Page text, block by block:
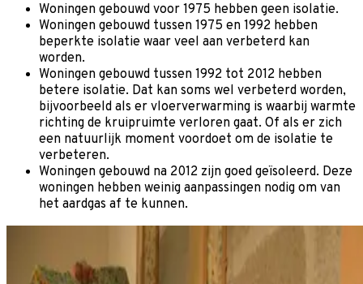
Woningen gebouwd voor 1975 hebben geen isolatie.
Woningen gebouwd tussen 1975 en 1992 hebben
beperkte isolatie waar veel aan verbeterd kan
worden.
Woningen gebouwd tussen 1992 tot 2012 hebben
betere isolatie. Dat kan soms wel verbeterd worden,
bijvoorbeeld als er vloerverwarming is waarbij warmte
richting de kruipruimte verloren gaat. Of als er zich
een natuurlijk moment voordoet om de isolatie te
verbeteren.
Woningen gebouwd na 2012 zijn goed geïsoleerd. Deze
woningen hebben weinig aanpassingen nodig om van
het aardgas af te kunnen.